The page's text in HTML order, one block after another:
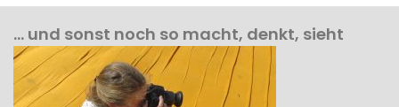
… und sonst noch so macht, denkt, sieht